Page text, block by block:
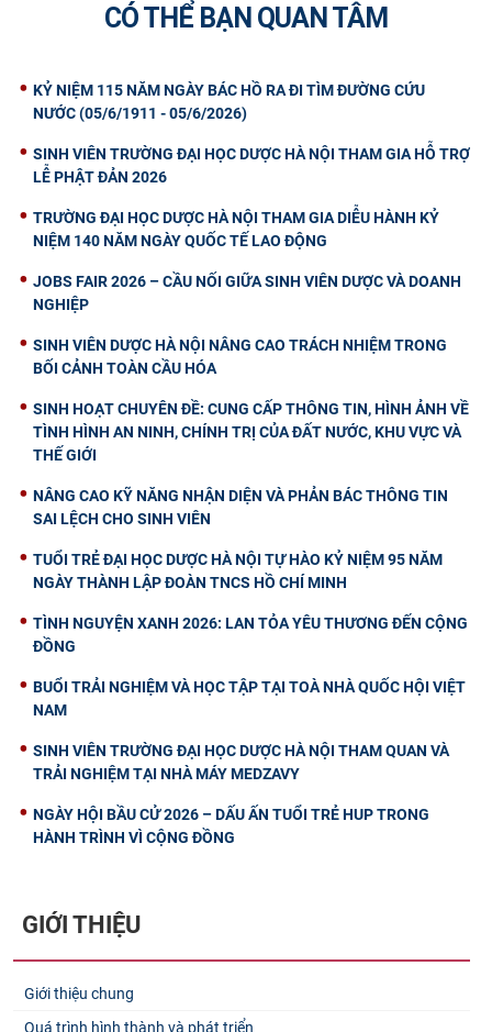
CÓ THỂ BẠN QUAN TÂM
KỶ NIỆM 115 NĂM NGÀY BÁC HỒ RA ĐI TÌM ĐƯỜNG CỨU
NƯỚC (05/6/1911 - 05/6/2026)
SINH VIÊN TRƯỜNG ĐẠI HỌC DƯỢC HÀ NỘI THAM GIA HỖ TRỢ
LỄ PHẬT ĐẢN 2026
TRƯỜNG ĐẠI HỌC DƯỢC HÀ NỘI THAM GIA DIỄU HÀNH KỶ
NIỆM 140 NĂM NGÀY QUỐC TẾ LAO ĐỘNG
JOBS FAIR 2026 – CẦU NỐI GIỮA SINH VIÊN DƯỢC VÀ DOANH
NGHIỆP
SINH VIÊN DƯỢC HÀ NỘI NÂNG CAO TRÁCH NHIỆM TRONG
BỐI CẢNH TOÀN CẦU HÓA
SINH HOẠT CHUYÊN ĐỀ: CUNG CẤP THÔNG TIN, HÌNH ẢNH VỀ
TÌNH HÌNH AN NINH, CHÍNH TRỊ CỦA ĐẤT NƯỚC, KHU VỰC VÀ
THẾ GIỚI
NÂNG CAO KỸ NĂNG NHẬN DIỆN VÀ PHẢN BÁC THÔNG TIN
SAI LỆCH CHO SINH VIÊN
TUỔI TRẺ ĐẠI HỌC DƯỢC HÀ NỘI TỰ HÀO KỶ NIỆM 95 NĂM
NGÀY THÀNH LẬP ĐOÀN TNCS HỒ CHÍ MINH
TÌNH NGUYỆN XANH 2026: LAN TỎA YÊU THƯƠNG ĐẾN CỘNG
ĐỒNG
BUỔI TRẢI NGHIỆM VÀ HỌC TẬP TẠI TOÀ NHÀ QUỐC HỘI VIỆT
NAM
SINH VIÊN TRƯỜNG ĐẠI HỌC DƯỢC HÀ NỘI THAM QUAN VÀ
TRẢI NGHIỆM TẠI NHÀ MÁY MEDZAVY
NGÀY HỘI BẦU CỬ 2026 – DẤU ẤN TUỔI TRẺ HUP TRONG
HÀNH TRÌNH VÌ CỘNG ĐỒNG
GIỚI THIỆU
Giới thiệu chung
Quá trình hình thành và phát triển